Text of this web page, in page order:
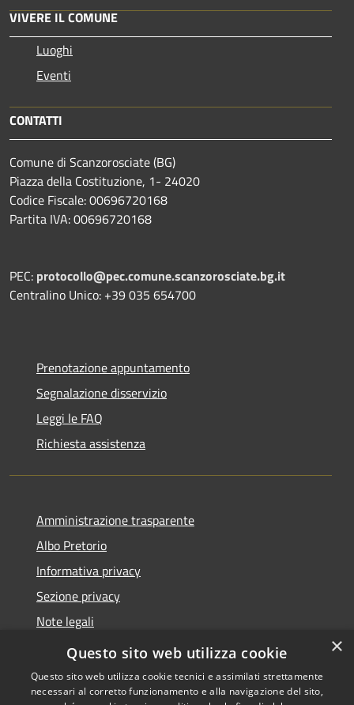
VIVERE IL COMUNE
Luoghi
Eventi
CONTATTI
Comune di Scanzorosciate (BG)
Piazza della Costituzione, 1- 24020
Codice Fiscale: 00696720168
Partita IVA: 00696720168
PEC: protocollo@pec.comune.scanzorosciate.bg.it
Centralino Unico: +39 035 654700
Prenotazione appuntamento
Segnalazione disservizio
Leggi le FAQ
Richiesta assistenza
Amministrazione trasparente
Albo Pretorio
Informativa privacy
Sezione privacy
Note legali
Dichiarazione di accessibilità
×
Questo sito web utilizza cookie
Questo sito web utilizza cookie tecnici e assimilati strettamente
necessari al corretto funzionamento e alla navigazione del sito,